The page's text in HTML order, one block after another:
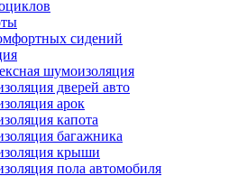
сидений
шумоизоляция
дверей авто
арок
капота
багажника
крыши
пола автомобиля